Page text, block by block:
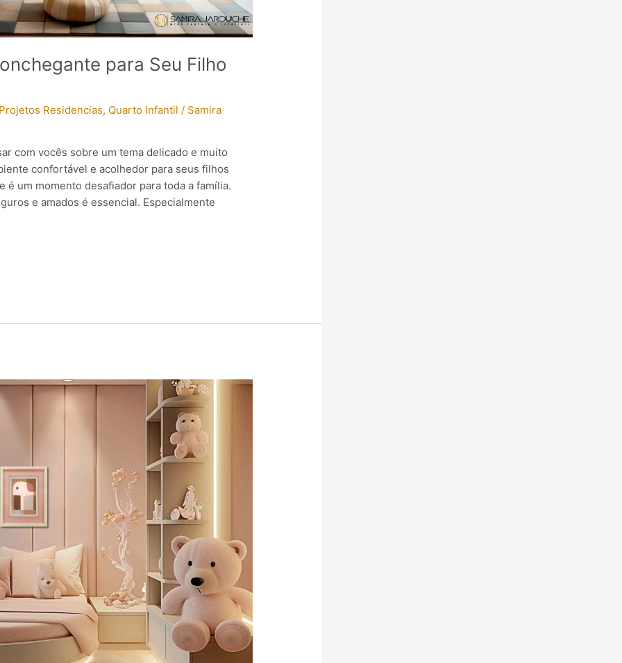
para Seu Filho
Projetos Residencias, Quarto Infantil / Samira
com vocês sobre um tema delicado e muito
confortável e acolhedor para seus filhos
é um momento desafiador para toda a família.
e amados é essencial. Especialmente